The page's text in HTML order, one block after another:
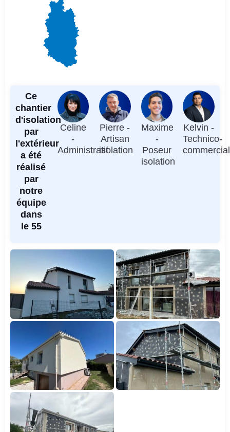
Ce
chantier
d'isolation
par
l'extérieur
a été
réalisé
par
notre
équipe
dans
le 55
Celine
-
Administratif
Pierre -
Artisan
isolation
Maxime
-
Poseur
isolation
Kelvin -
Technico-
commercial